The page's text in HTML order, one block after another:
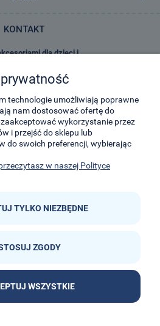
KONTAKT
dla dzieci i
29-Listopada 8
32-050 Skawina
kidsplanet.com
666-414-390
666-414-383
technologie umożliwiają poprawne
nam dostosować ofertę do
wykorzystanie przez
i przejść do sklepu lub
do swoich preferencji, wybierając
w naszej Polityce
TYLKO NIEZBĘDNE
ZGODY
WSZYSTKIE